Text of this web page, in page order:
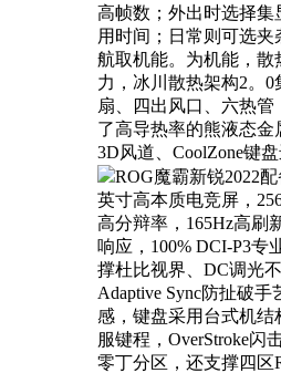
高帧数；外出时选择集
用时间；日常则可选
航取机能。为机能，散
力，冰川散热架构2。0
扇、四出风口、六热管
了高导热率的熊液态金
3D风道、CoolZone键盘
ROG魔霸新锐2022
英寸高本质电竞屏，
高分辩率，165Hz高刷
响应，100% DCI-P3专
撑杜比视界、DC调光不
Adaptive Sync防扯破
感，键盘采用台式机结
服键程，OverStroke闪
零丁分区，还支撑四区